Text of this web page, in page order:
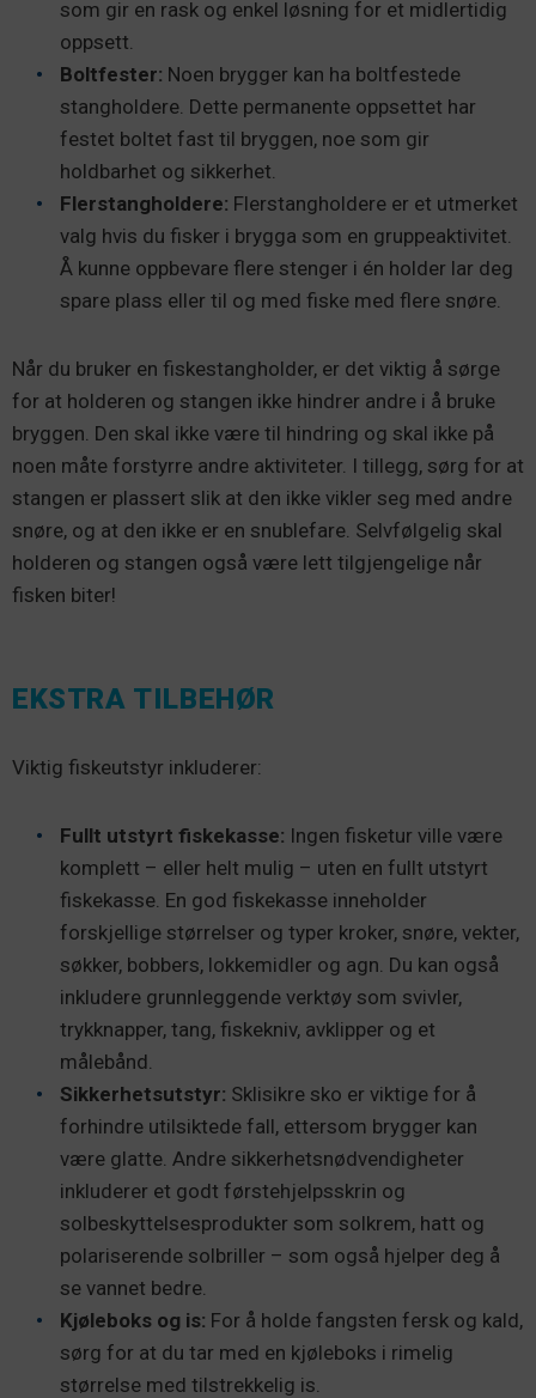
som gir en rask og enkel løsning for et midlertidig
oppsett.
Boltfester: Noen brygger kan ha boltfestede
stangholdere. Dette permanente oppsettet har
festet boltet fast til bryggen, noe som gir
holdbarhet og sikkerhet.
Flerstangholdere: Flerstangholdere er et utmerket
valg hvis du fisker i brygga som en gruppeaktivitet.
Å kunne oppbevare flere stenger i én holder lar deg
spare plass eller til og med fiske med flere snøre.
Når du bruker en fiskestangholder, er det viktig å sørge
for at holderen og stangen ikke hindrer andre i å bruke
bryggen. Den skal ikke være til hindring og skal ikke på
noen måte forstyrre andre aktiviteter. I tillegg, sørg for at
stangen er plassert slik at den ikke vikler seg med andre
snøre, og at den ikke er en snublefare. Selvfølgelig skal
holderen og stangen også være lett tilgjengelige når
fisken biter!
EKSTRA TILBEHØR
Viktig fiskeutstyr inkluderer:
Fullt utstyrt fiskekasse: Ingen fisketur ville være
komplett – eller helt mulig – uten en fullt utstyrt
fiskekasse. En god fiskekasse inneholder
forskjellige størrelser og typer kroker, snøre, vekter,
søkker, bobbers, lokkemidler og agn. Du kan også
inkludere grunnleggende verktøy som svivler,
trykknapper, tang, fiskekniv, avklipper og et
målebånd.
Sikkerhetsutstyr: Sklisikre sko er viktige for å
forhindre utilsiktede fall, ettersom brygger kan
være glatte. Andre sikkerhetsnødvendigheter
inkluderer et godt førstehjelpsskrin og
solbeskyttelsesprodukter som solkrem, hatt og
polariserende solbriller – som også hjelper deg å
se vannet bedre.
Kjøleboks og is: For å holde fangsten fersk og kald,
sørg for at du tar med en kjøleboks i rimelig
størrelse med tilstrekkelig is.